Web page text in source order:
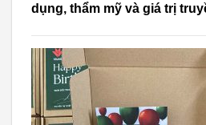
dụng, thẩm mỹ và giá trị